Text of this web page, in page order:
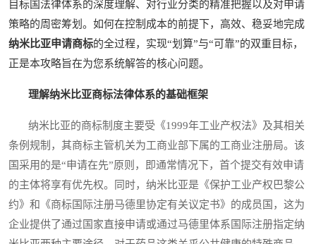
目标国法律体系的深度理解、对行业分类的精准把握以及对申请
策略的周密筹划。如何在控制成本的前提下，高效、稳妥地完成
纳米比亚申请商标的全过程，实现“划算”与“可靠”的双重目标，
正是本攻略旨在为您系统解答的核心问题。
理解纳米比亚商标法律体系的基础框架
纳米比亚的商标制度主要受《1999年工业产权法》及其相关
条例规制，其商标主管机关为工商业部下属的工商业注册局。该
国采用的是“申请在先”原则，即通常情况下，首个提交有效申请
的主体将享有优先权。同时，纳米比亚是《保护工业产权巴黎公
约》和《商标国际注册马德里协定有关议定书》的成员国，这为
企业提供了通过国家直接申请或通过马德里体系国际注册指定纳